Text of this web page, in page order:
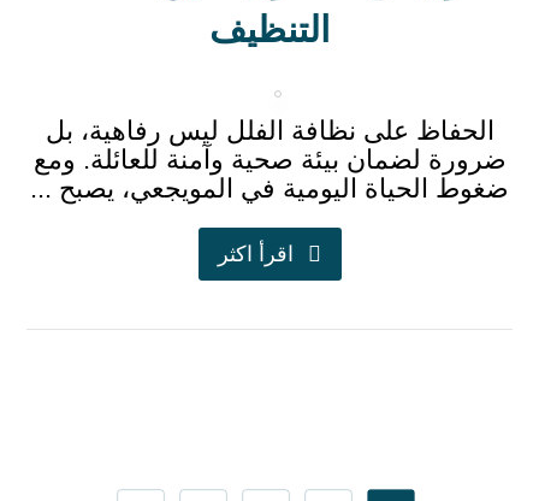
التنظيف
الحفاظ على نظافة الفلل ليس رفاهية، بل
ضرورة لضمان بيئة صحية وآمنة للعائلة. ومع
ضغوط الحياة اليومية في المويجعي، يصبح ...
اقرأ اكثر